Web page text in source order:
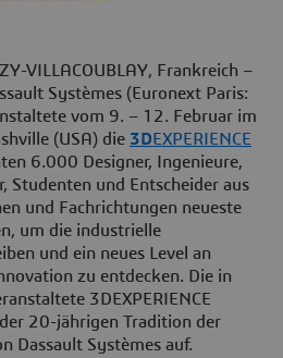
VILLACOUBLAY, Frankreich –
Systèmes (Euronext Paris:
vom 9. – 12. Februar im
(USA) die 3DEXPERIENCE
6.000 Designer, Ingenieure,
Studenten und Entscheider aus
und Fachrichtungen neueste
um die industrielle
und ein neues Level an
zu entdecken. Die in
3DEXPERIENCE
20-jährigen Tradition der
Dassault Systèmes auf.